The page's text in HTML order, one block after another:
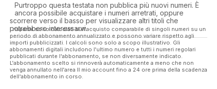
Purtroppo questa testata non pubblica più nuovi numeri. È
ancora possibile acquistare i numeri arretrati, oppure
scorrere verso il basso per visualizzare altri titoli che
potrebbero interessarvi.
I risparmi sono calcolati sull'acquisto comparabile di singoli numeri su un
periodo di abbonamento annualizzato e possono variare rispetto agli
importi pubblicizzati. I calcoli sono solo a scopo illustrativo. Gli
abbonamenti digitali includono l'ultimo numero e tutti i numeri regolari
pubblicati durante l'abbonamento, se non diversamente indicato.
L'abbonamento scelto si rinnoverà automaticamente a meno che non
venga annullato nell'area Il mio account fino a 24 ore prima della scadenza
dell'abbonamento in corso.